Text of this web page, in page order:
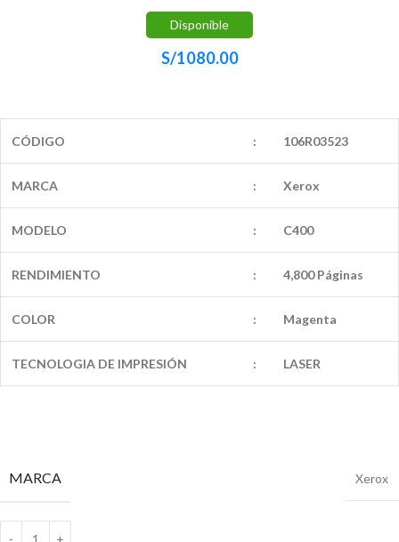
Disponible
S/1080.00
CÓDIGO : 106R03523
MARCA : Xerox
MODELO : C400
RENDIMIENTO : 4,800 Páginas
COLOR : Magenta
TECNOLOGIA DE IMPRESIÓN : LASER
MARCA Xerox